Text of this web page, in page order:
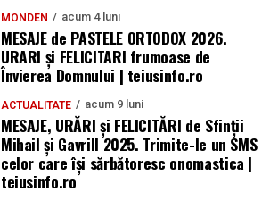
MONDEN acum 4 luni
MESAJE de PASTELE ORTODOX 2026.
URARI și FELICITARI frumoase de
Învierea Domnului | teiusinfo.ro
ACTUALITATE acum 9 luni
MESAJE, URĂRI și FELICITĂRI de Sfinții
Mihail și Gavrill 2025. Trimite-le un SMS
celor care își sărbătoresc onomastica |
teiusinfo.ro